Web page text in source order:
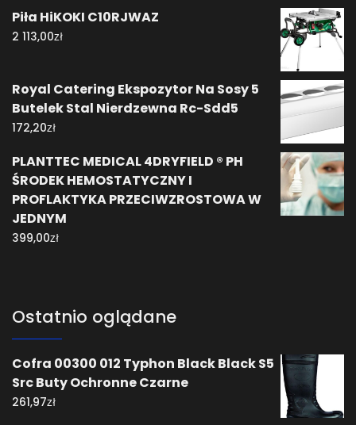
Piła HiKOKI C10RJWAZ
2 113,00zł
Royal Catering Ekspozytor Na Sosy 5
Butelek Stal Nierdzewna Rc-Sdd5
172,20zł
PLANTTEC MEDICAL 4DRYFIELD ® PH
ŚRODEK HEMOSTATYCZNY I
PROFLAKTYKA PRZECIWZROSTOWA W
JEDNYM
399,00zł
Ostatnio oglądane
Cofra 00300 012 Typhon Black Black S5
Src Buty Ochronne Czarne
261,97zł